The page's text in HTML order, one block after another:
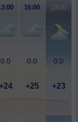
16:00 19:00
0.0 0.0 0.0
+25 +23